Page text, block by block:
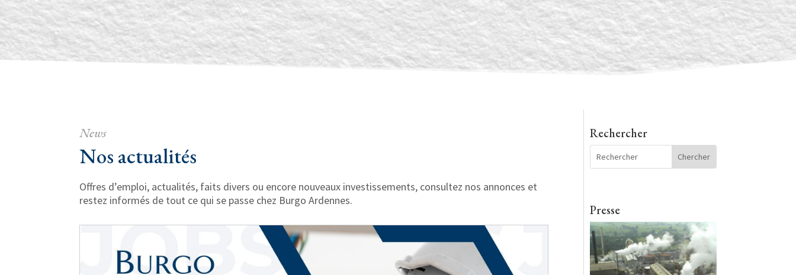
News
Nos actualités
Offres d’emploi, actualités, faits divers ou encore nouveaux investissements, consultez nos annonces et
restez informés de tout ce qui se passe chez Burgo Ardennes.
Rechercher
Presse